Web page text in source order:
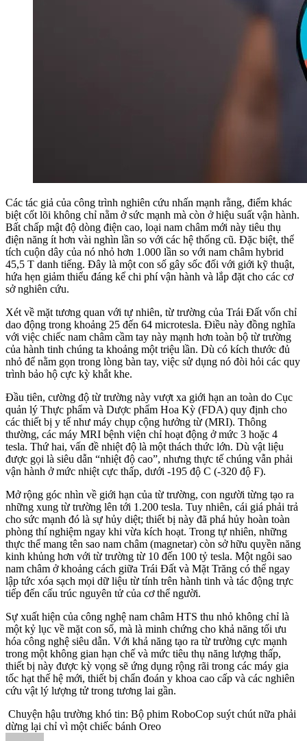
Các tác giả của công trình nghiên cứu nhấn mạnh rằng, điểm khác
biệt cốt lõi không chỉ nằm ở sức mạnh mà còn ở hiệu suất vận hành.
Bất chấp mật độ dòng điện cao, loại nam châm mới này tiêu thụ
điện năng ít hơn vài nghìn lần so với các hệ thống cũ. Đặc biệt, thể
tích cuộn dây của nó nhỏ hơn 1.000 lần so với nam châm hybrid
45,5 T danh tiếng. Đây là một con số gây sốc đối với giới kỹ thuật,
hứa hẹn giảm thiểu đáng kể chi phí vận hành và lắp đặt cho các cơ
sở nghiên cứu.
Xét về mặt tương quan với tự nhiên, từ trường của Trái Đất vốn chỉ
dao động trong khoảng 25 đến 64 microtesla. Điều này đồng nghĩa
với việc chiếc nam châm cầm tay này mạnh hơn toàn bộ từ trường
của hành tinh chúng ta khoảng một triệu lần. Dù có kích thước đủ
nhỏ để nằm gọn trong lòng bàn tay, việc sử dụng nó đòi hỏi các quy
trình bảo hộ cực kỳ khắt khe.
Đầu tiên, cường độ từ trường này vượt xa giới hạn an toàn do Cục
quản lý Thực phẩm và Dược phẩm Hoa Kỳ (FDA) quy định cho
các thiết bị y tế như máy chụp cộng hưởng từ (MRI). Thông
thường, các máy MRI bệnh viện chỉ hoạt động ở mức 3 hoặc 4
tesla. Thứ hai, vấn đề nhiệt độ là một thách thức lớn. Dù vật liệu
được gọi là siêu dẫn “nhiệt độ cao”, nhưng thực tế chúng vẫn phải
vận hành ở mức nhiệt cực thấp, dưới -195 độ C (-320 độ F).
Mở rộng góc nhìn về giới hạn của từ trường, con người từng tạo ra
những xung từ trường lên tới 1.200 tesla. Tuy nhiên, cái giá phải trả
cho sức mạnh đó là sự hủy diệt; thiết bị này đã phá hủy hoàn toàn
phòng thí nghiệm ngay khi vừa kích hoạt. Trong tự nhiên, những
thực thể mang tên sao nam châm (magnetar) còn sở hữu quyền năng
kinh khủng hơn với từ trường từ 10 đến 100 tỷ tesla. Một ngôi sao
nam châm ở khoảng cách giữa Trái Đất và Mặt Trăng có thể ngay
lập tức xóa sạch mọi dữ liệu từ tính trên hành tinh và tác động trực
tiếp đến cấu trúc nguyên tử của cơ thể người.
Sự xuất hiện của công nghệ nam châm HTS thu nhỏ không chỉ là
một kỷ lục về mặt con số, mà là minh chứng cho khả năng tối ưu
hóa công nghệ siêu dẫn. Với khả năng tạo ra từ trường cực mạnh
trong một không gian hạn chế và mức tiêu thụ năng lượng thấp,
thiết bị này được kỳ vọng sẽ ứng dụng rộng rãi trong các máy gia
tốc hạt thế hệ mới, thiết bị chẩn đoán y khoa cao cấp và các nghiên
cứu vật lý lượng tử trong tương lai gần.
Chuyện hậu trường khó tin: Bộ phim RoboCop suýt chút nữa phải
dừng lại chỉ vì một chiếc bánh Oreo